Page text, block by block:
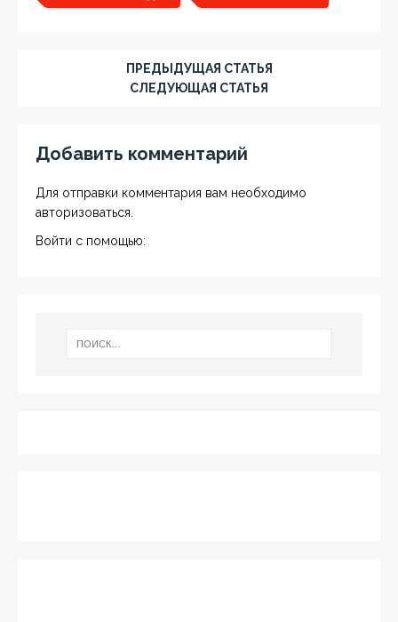
ПРЕДЫДУЩАЯ СТАТЬЯ
СЛЕДУЮЩАЯ СТАТЬЯ
Добавить комментарий
Для отправки комментария вам необходимо
авторизоваться
Войти с помощью: